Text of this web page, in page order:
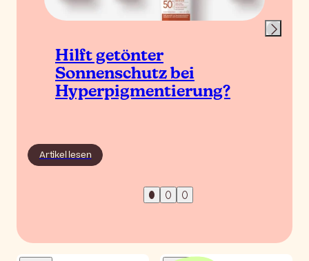
Hilft getönter
Sonnenschutz bei
Hyperpigmentierung?
Artikel lesen